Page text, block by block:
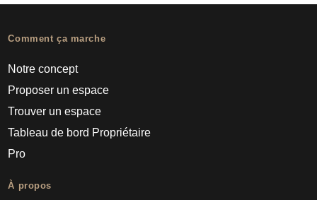
Comment ça marche
Notre concept
Proposer un espace
Trouver un espace
Tableau de bord Propriétaire
Pro
À propos